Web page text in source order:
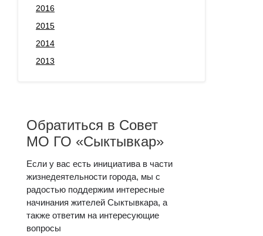
2016
2015
2014
2013
Обратиться в Совет
МО ГО «Сыктывкар»
Если у вас есть инициатива в части
жизнедеятельности города, мы с
радостью поддержим интересные
начинания жителей Сыктывкара, а
также ответим на интересующие
вопросы